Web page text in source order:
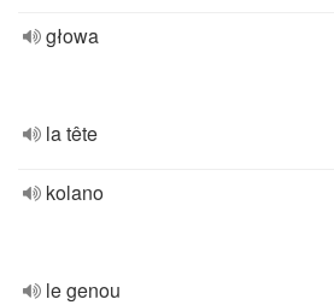
głowa
la tête
kolano
le genou